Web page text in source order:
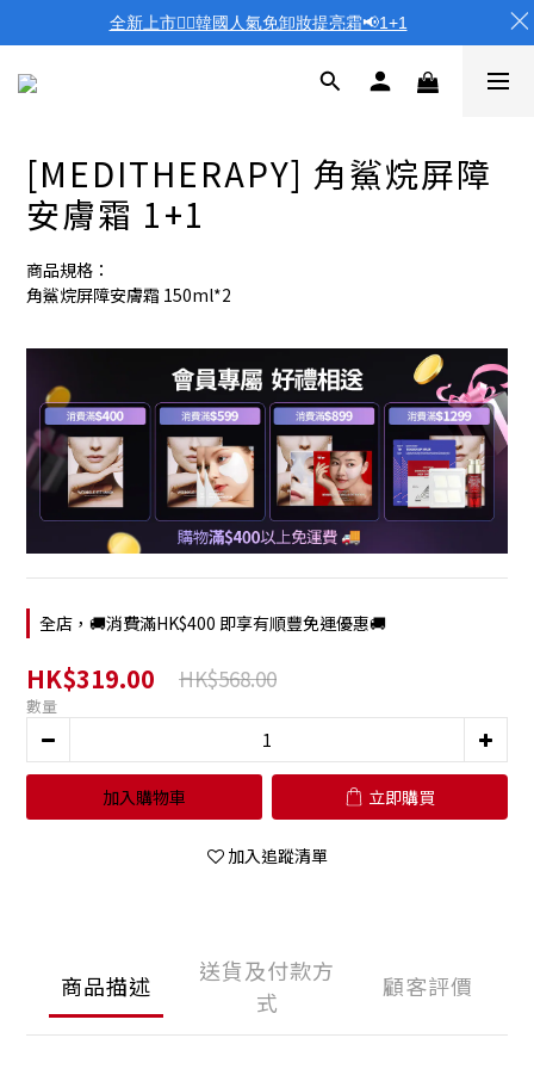
[MEDITHERAPY] 角鯊烷屏障
安膚霜 1+1
商品規格：
角鯊烷屏障安膚霜 150ml*2
全店，🚚消費滿HK$400 即享有順豐免運優惠🚚
HK$319.00 HK$568.00
數量
加入購物車 立即購買
加入追蹤清單
商品描述
送貨及付款方
式
顧客評價
全新上市❤️‍🔥韓國人氣免卸妝提亮霜📢1+1